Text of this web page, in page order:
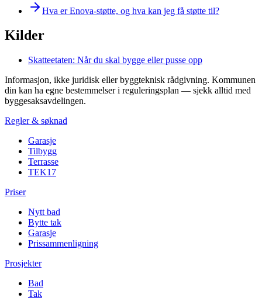
Hva er Enova-støtte, og hva kan jeg få støtte til?
Kilder
Skatteetaten: Når du skal bygge eller pusse opp
Informasjon, ikke juridisk eller byggteknisk rådgivning. Kommunen
din kan ha egne bestemmelser i reguleringsplan — sjekk alltid med
byggesaksavdelingen.
Regler & søknad
Garasje
Tilbygg
Terrasse
TEK17
Priser
Nytt bad
Bytte tak
Garasje
Prissammenligning
Prosjekter
Bad
Tak